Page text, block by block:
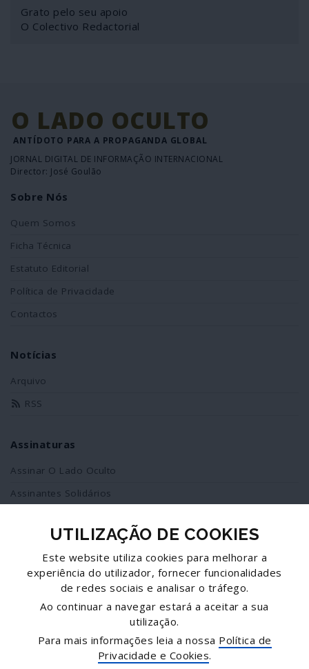
Grato pelo seu apoio
O Colectivo Redactorial
O LADO OCULTO
ANTÍDOTO PARA A PROPAGANDA GLOBAL
JORNAL DIGITAL DE INFORMAÇÃO INTERNACIONAL
Director: José Goulão
Sobre Nós
Quem Somos
Ficha Técnica
Estatuto Editorial
Política de Privacidade
Contactos
Notícias
Arquivo
RSS
Assinaturas
Assinar O Lado Oculto
Assinantes Solidários
Redes Sociais
Siga-nos no facebook
Twitter
UTILIZAÇÃO DE COOKIES
Este website utiliza cookies para melhorar a
experiência do utilizador, fornecer funcionalidades
de redes sociais e analisar o tráfego.
Ao continuar a navegar estará a aceitar a sua
utilização.
Para mais informações leia a nossa Política de
Privacidade e Cookies.